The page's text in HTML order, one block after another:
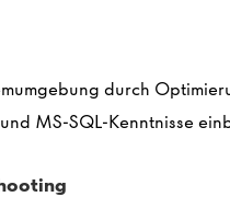
durch
MS-SQL-Kenntnisse